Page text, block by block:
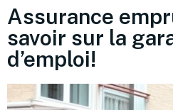
Assurance
savoir sur la
d’emploi!